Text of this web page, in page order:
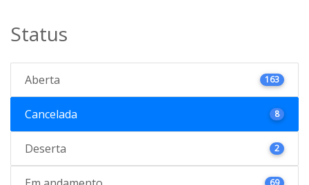
Status
Aberta 163
Cancelada 8
Deserta 2
69